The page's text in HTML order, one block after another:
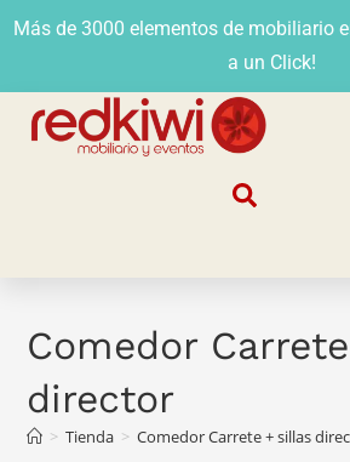
Más de 3000 elementos de mobiliario
a un Click!
Comedor
director
> Tienda > Comedor Carrete + sillas